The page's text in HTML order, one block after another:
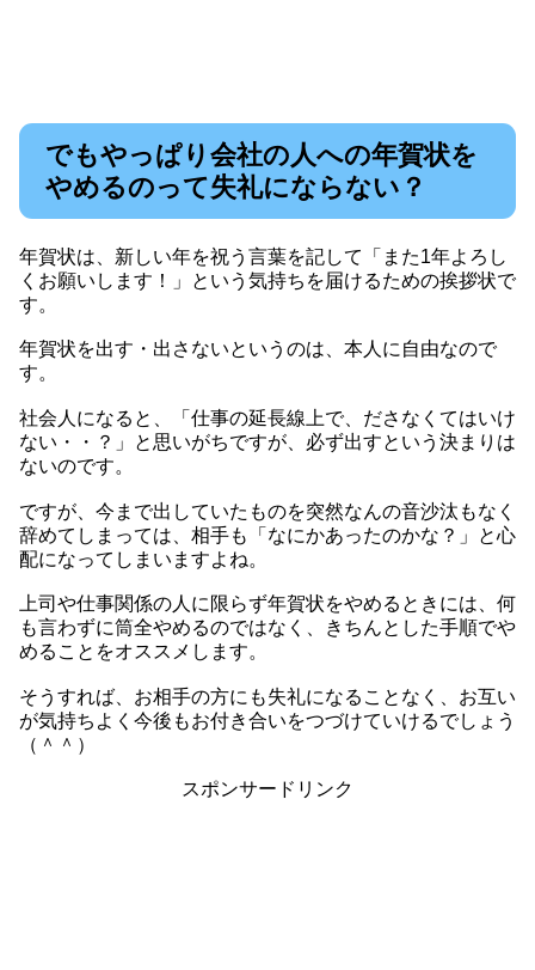
でもやっぱり会社の人への年賀状を
やめるのって失礼にならない？
年賀状は、新しい年を祝う言葉を記して「また1年よろし
くお願いします！」という気持ちを届けるための挨拶状で
す。
年賀状を出す・出さないというのは、本人に自由なので
す。
社会人になると、「仕事の延長線上で、ださなくてはいけ
ない・・？」と思いがちですが、必ず出すという決まりは
ないのです。
ですが、今まで出していたものを突然なんの音沙汰もなく
辞めてしまっては、相手も「なにかあったのかな？」と心
配になってしまいますよね。
上司や仕事関係の人に限らず年賀状をやめるときには、何
も言わずに筒全やめるのではなく、きちんとした手順でや
めることをオススメします。
そうすれば、お相手の方にも失礼になることなく、お互い
が気持ちよく今後もお付き合いをつづけていけるでしょう
（＾＾）
スポンサードリンク